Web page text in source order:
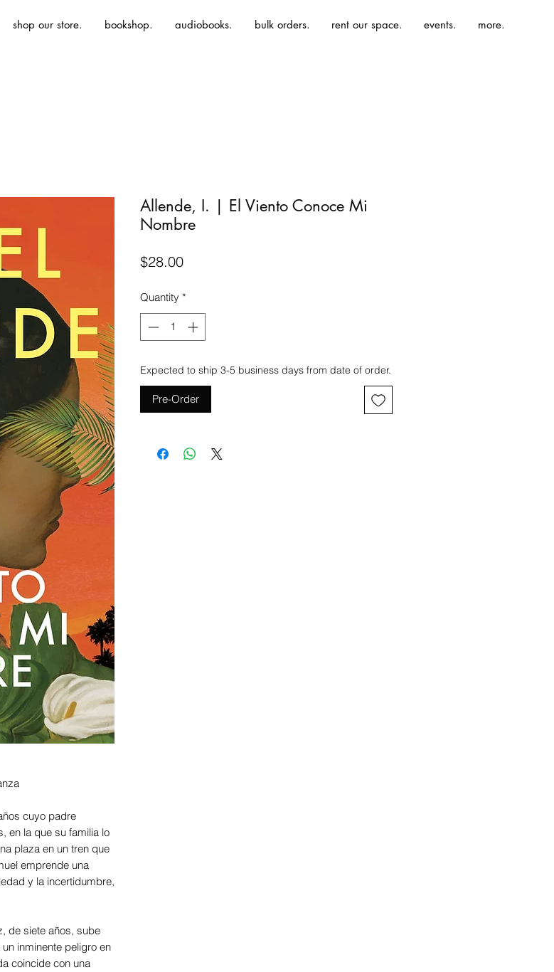
shop our store. bookshop. audiobooks. bulk orders. rent our space. events. more.
cuyo padre
en la que su familia lo
plaza en un tren que
emprende una
y la incertidumbre,
de siete años, sube
inminente peligro en
coincide con una
Allende, I. | El Viento Conoce Mi
Nombre
$28.00Price
Quantity *
Expected to ship 3-5 business days from date of order.
Pre-Order